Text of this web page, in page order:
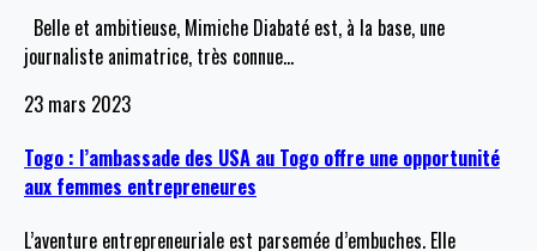
Belle et ambitieuse, Mimiche Diabaté est, à la base, une
journaliste animatrice, très connue…
23 mars 2023
Togo : l’ambassade des USA au Togo offre une opportunité
aux femmes entrepreneures
L’aventure entrepreneuriale est parsemée d’embuches. Elle